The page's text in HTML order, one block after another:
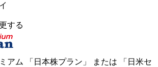
する
アム 「 日本株プラン 」 または 「 日米セ